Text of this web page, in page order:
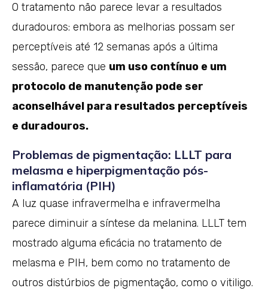
O tratamento não parece levar a resultados
duradouros: embora as melhorias possam ser
perceptíveis até 12 semanas após a última
sessão, parece que um uso contínuo e um
protocolo de manutenção pode ser
aconselhável para resultados perceptíveis
e duradouros.
Problemas de pigmentação: LLLT para
melasma e hiperpigmentação pós-
inflamatória (PIH)
A luz quase infravermelha e infravermelha
parece diminuir a síntese da melanina. LLLT tem
mostrado alguma eficácia no tratamento de
melasma e PIH, bem como no tratamento de
outros distúrbios de pigmentação, como o vitiligo.